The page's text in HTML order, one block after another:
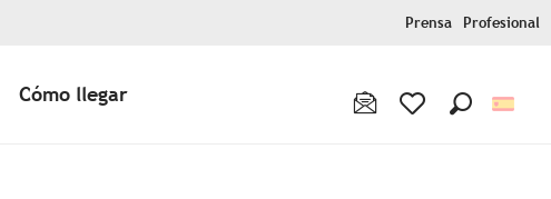
Prensa Profesional
Cómo llegar